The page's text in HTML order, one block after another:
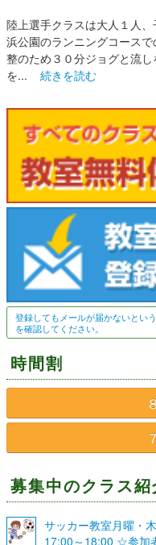
陸上選手クラスは大人１人
浜公園のランニングコース
整のため３０分ジョグと流
を... 続きを読む
登録してもメールが届かないとい
を確認してください。
時間割
募集中のクラス紹
サッカー教室月曜・
17:00～18:00 ☆参加